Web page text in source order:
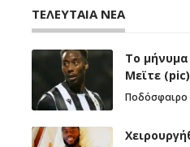
ΤΕΛΕΥΤΑΙΑ ΝΕΑ
Το
Μεϊτε (pic)
Ποδόσφαιρο